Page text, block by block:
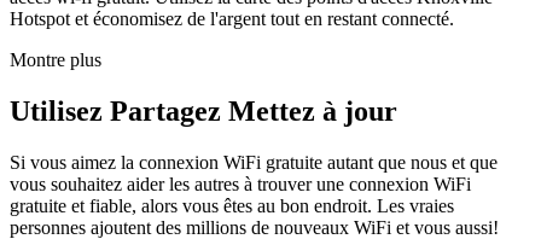
Hotspot et économisez de l'argent tout en restant connecté.
Montre plus
Utilisez Partagez Mettez à jour
Si vous aimez la connexion WiFi gratuite autant que nous et que
vous souhaitez aider les autres à trouver une connexion WiFi
gratuite et fiable, alors vous êtes au bon endroit. Les vraies
personnes ajoutent des millions de nouveaux WiFi et vous aussi!